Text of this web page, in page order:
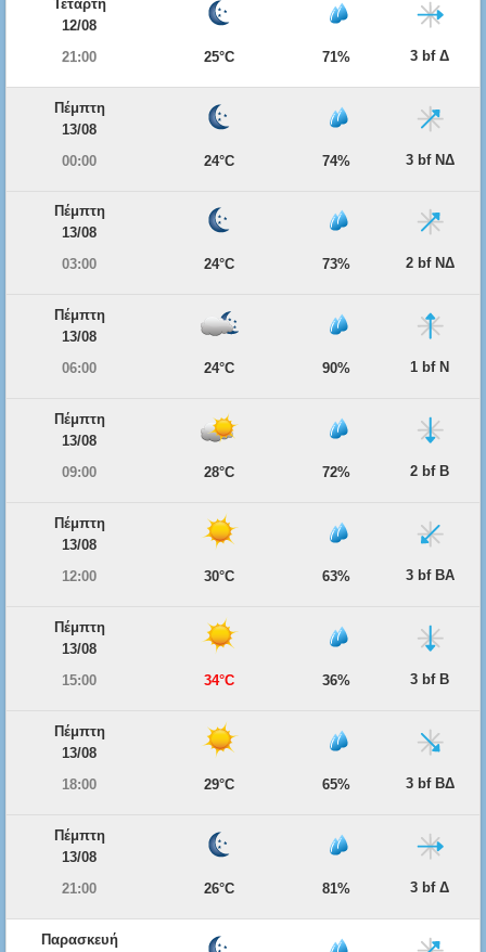
Τετάρτη
12/08
21:00
25°C 71% 3 bf Δ
Πέμπτη
13/08
00:00
24°C 74% 3 bf ΝΔ
Πέμπτη
13/08
03:00
24°C 73% 2 bf ΝΔ
Πέμπτη
13/08
06:00
24°C 90% 1 bf Ν
Πέμπτη
13/08
09:00
28°C 72% 2 bf Β
Πέμπτη
13/08
12:00
30°C 63% 3 bf ΒΑ
Πέμπτη
13/08
15:00
34°C 36% 3 bf Β
Πέμπτη
13/08
18:00
29°C 65% 3 bf ΒΔ
Πέμπτη
13/08
21:00
26°C 81% 3 bf Δ
Παρασκευή